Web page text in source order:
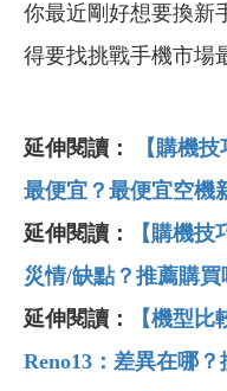
你最近剛好想要換新
得要找挑戰手機市場
延伸閱讀：
【購機
最便宜？最便宜空機
延伸閱讀：
【購機
災情/缺點？推薦購買
延伸閱讀：
【機型比
Reno13：差異在哪？